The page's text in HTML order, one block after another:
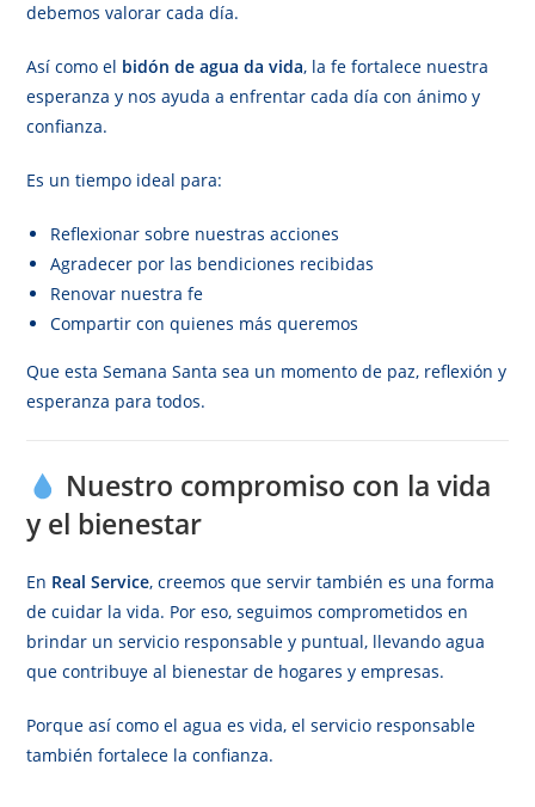
debemos valorar cada día.
Así como el bidón de agua da vida, la fe fortalece nuestra
esperanza y nos ayuda a enfrentar cada día con ánimo y
confianza.
Es un tiempo ideal para:
Reflexionar sobre nuestras acciones
Agradecer por las bendiciones recibidas
Renovar nuestra fe
Compartir con quienes más queremos
Que esta Semana Santa sea un momento de paz, reflexión y
esperanza para todos.
Nuestro compromiso con la vida
y el bienestar
En Real Service, creemos que servir también es una forma
de cuidar la vida. Por eso, seguimos comprometidos en
brindar un servicio responsable y puntual, llevando agua
que contribuye al bienestar de hogares y empresas.
Porque así como el agua es vida, el servicio responsable
también fortalece la confianza.